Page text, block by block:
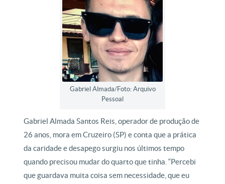
Gabriel Almada/Foto: Arquivo
Pessoal
Gabriel Almada Santos Reis, operador de produção de
26 anos, mora em Cruzeiro (SP) e conta que a prática
da caridade e desapego surgiu nos últimos tempo
quando precisou mudar do quarto que tinha. “Percebi
que guardava muita coisa sem necessidade, que eu